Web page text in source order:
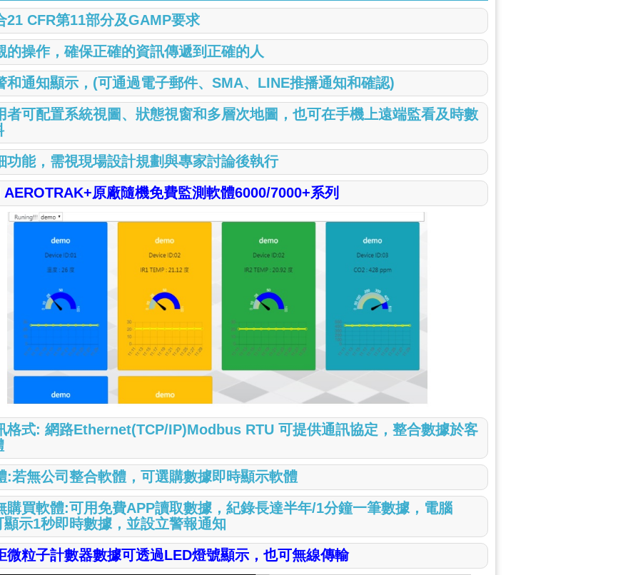
CFR第11部分及GAMP要求
操作，確保正確的資訊傳遞到正確的人
通知顯示，(可通過電子郵件、SMA、LINE推播通知和確認)
可配置系統視圖、狀態視窗和多層次地圖，也可在手機上遠端監看及時數
功能，需視現場設計規劃與專家討論後執行
AEROTRAK+原廠隨機免費監測軟體6000/7000+系列
格式: 網路Ethernet(TCP/IP)Modbus RTU 可提供通訊協定，整合數據於客
若無公司整合軟體，可選購數據即時顯示軟體
買軟體:可用免費APP讀取數據，紀錄長達半年/1分鐘一筆數據，電腦
顯示1秒即時數據，並設立警報通知
微粒子計數器數據可透過LED燈號顯示，也可無線傳輸